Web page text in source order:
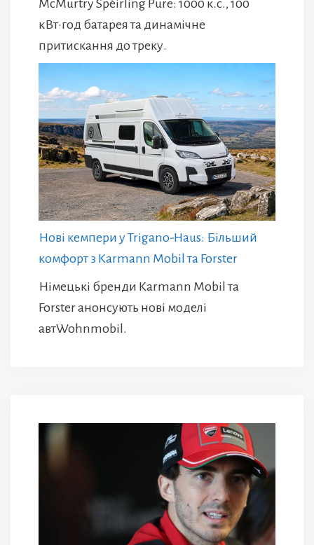
McMurtry Spéirling Pure: 1000 к.с., 100
кВт·год батарея та динамічне
притискання до треку.
Нові кемпери у Trigano-Haus: Більший
комфорт з Karmann Mobil та Forster
Німецькі бренди Karmann Mobil та
Forster анонсують нові моделі
автWohnmobil.